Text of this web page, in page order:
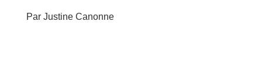
Par Justine Canonne